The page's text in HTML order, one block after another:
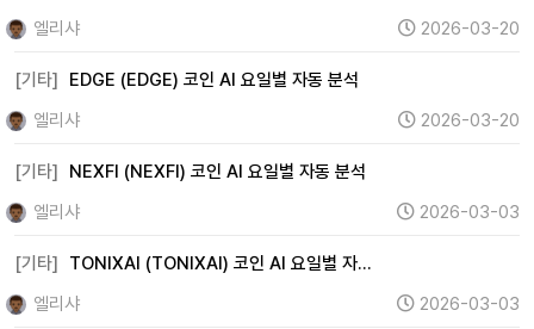
엘리샤
2026-03-20
[기타]
EDGE (EDGE) 코인 AI 요일별 자동 분석
엘리샤
2026-03-20
[기타]
NEXFI (NEXFI) 코인 AI 요일별 자동 분석
엘리샤
2026-03-03
[기타]
TONIXAI (TONIXAI) 코인 AI 요일별 자…
엘리샤
2026-03-03